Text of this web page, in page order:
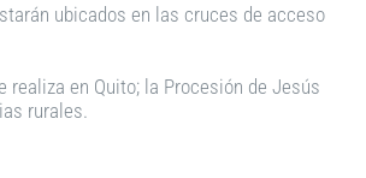
ubicados en las cruces de acceso
en Quito; la Procesión de Jesús
rurales.